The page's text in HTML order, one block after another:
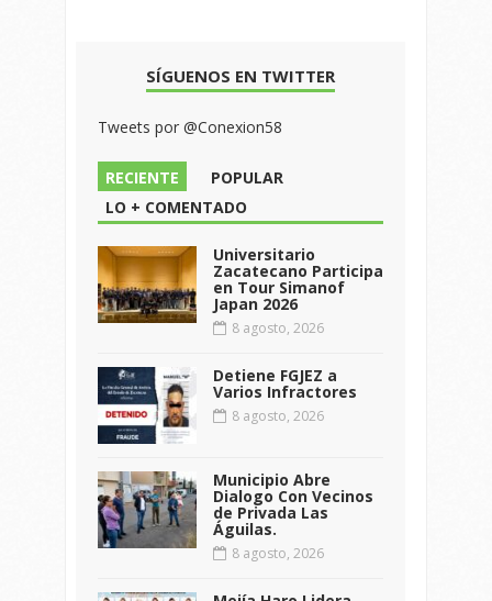
SÍGUENOS EN TWITTER
Tweets por @Conexion58
RECIENTE
POPULAR
LO + COMENTADO
Universitario
Zacatecano Participa
en Tour Simanof
Japan 2026
8 agosto, 2026
Detiene FGJEZ a
Varios Infractores
8 agosto, 2026
Municipio Abre
Dialogo Con Vecinos
de Privada Las
Águilas.
8 agosto, 2026